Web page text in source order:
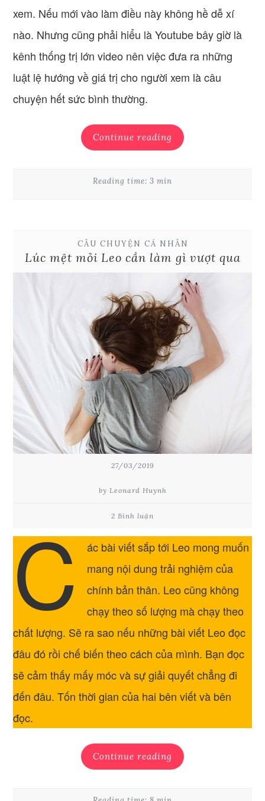
xem. Nếu mới vào làm điều này không hề dễ xí
nào. Nhưng cũng phải hiểu là Youtube bây giờ là
kênh thống trị lớn video nên việc đưa ra những
luật lệ hướng về giá trị cho người xem là câu
chuyện hết sức bình thường.
Continue reading
Reading time: 3 min
CÂU CHUYỆN CÁ NHÂN
Lúc mệt mỏi Leo cần làm gì vượt qua
27/03/2019
by Leonard Huynh
2 Bình luận
C ác bài viết sắp tới Leo mong muốn
mang nội dung trải nghiệm của
chính bản thân. Leo cũng không
chạy theo số lượng mà chạy theo
chất lượng. Sẽ ra sao nếu những bài viết Leo đọc
đâu đó rồi chế biến theo cách của mình. Bạn đọc
sẽ cảm thấy mấy móc và sự giải quyết chẳng đi
đến đâu. Tốn thời gian của hai bên viết và bên
đọc.
Continue reading